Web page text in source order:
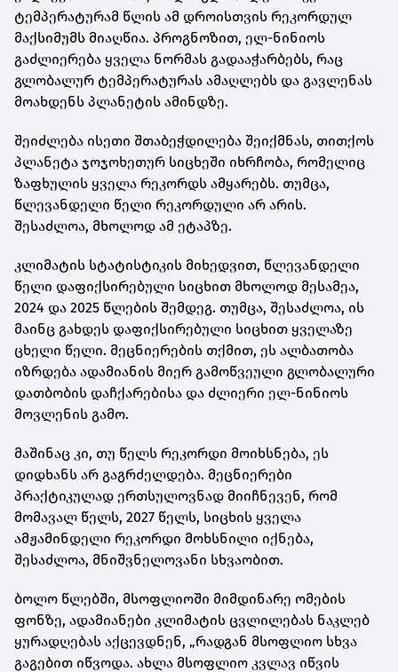
ტემპერატურამ წლის ამ დროისთვის რეკორდულ
მაქსიმუმს მიაღწია. პროგნოზით, ელ-ნინიოს
გაძლიერება ყველა ნორმას გადააჭარბებს, რაც
გლობალურ ტემპერატურას ამაღლებს და გავლენას
მოახდენს პლანეტის ამინდზე.
შეიძლება ისეთი შთაბეჭდილება შეიქმნას, თითქოს
პლანეტა ჯოჯოხეთურ სიცხეში იხრჩობა, რომელიც
ზაფხულის ყველა რეკორდს ამყარებს. თუმცა,
წლევანდელი წელი რეკორდული არ არის.
შესაძლოა, მხოლოდ ამ ეტაპზე.
კლიმატის სტატისტიკის მიხედვით, წლევანდელი
წელი დაფიქსირებული სიცხით მხოლოდ მესამეა,
2024 და 2025 წლების შემდეგ. თუმცა, შესაძლოა, ის
მაინც გახდეს დაფიქსირებული სიცხით ყველაზე
ცხელი წელი. მეცნიერების თქმით, ეს ალბათობა
იზრდება ადამიანის მიერ გამოწვეული გლობალური
დათბობის დაჩქარებისა და ძლიერი ელ-ნინიოს
მოვლენის გამო.
მაშინაც კი, თუ წელს რეკორდი მოიხსნება, ეს
დიდხანს არ გაგრძელდება. მეცნიერები
პრაქტიკულად ერთსულოვნად მიიჩნევენ, რომ
მომავალ წელს, 2027 წელს, სიცხის ყველა
ამჟამინდელი რეკორდი მოხსნილი იქნება,
შესაძლოა, მნიშვნელოვანი სხვაობით.
ბოლო წლებში, მსოფლიოში მიმდინარე ომების
ფონზე, ადამიანები კლიმატის ცვლილებას ნაკლებ
ყურადღებას აქცევდნენ, „რადგან მსოფლიო სხვა
გაგებით იწვოდა. ახლა მსოფლიო კვლავ იწვის